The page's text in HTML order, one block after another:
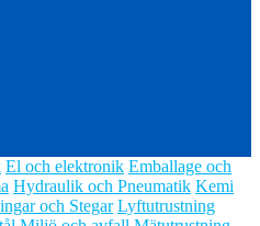
El och elektronik Emballage och
Hydraulik och Pneumatik Kemi
och Stegar Lyftutrustning